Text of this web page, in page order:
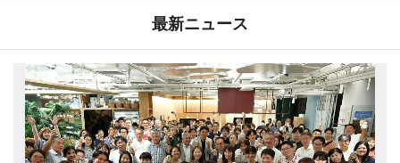
最新ニュース